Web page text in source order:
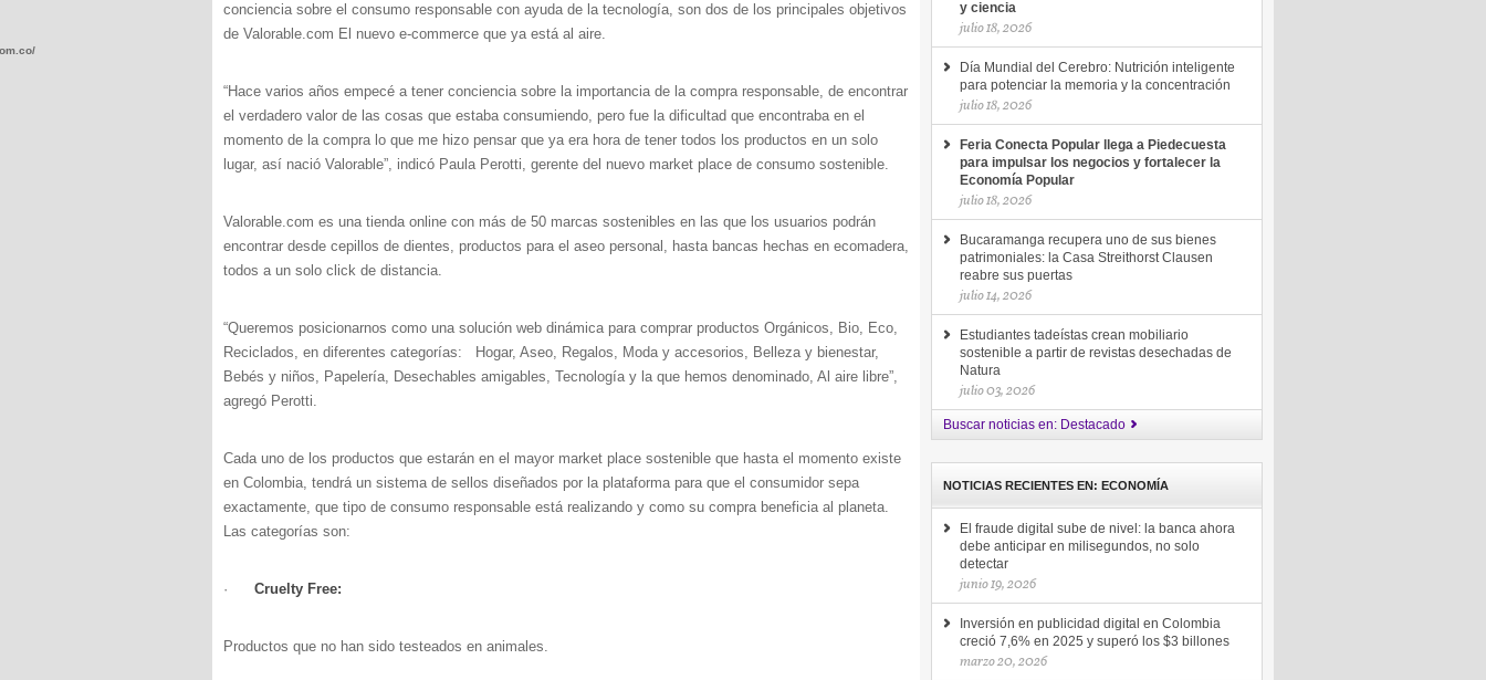
conciencia sobre el consumo responsable con ayuda de la tecnología, son dos de los principales objetivos
de Valorable.com El nuevo e-commerce que ya está al aire.
“Hace varios años empecé a tener conciencia sobre la importancia de la compra responsable, de encontrar
el verdadero valor de las cosas que estaba consumiendo, pero fue la dificultad que encontraba en el
momento de la compra lo que me hizo pensar que ya era hora de tener todos los productos en un solo
lugar, así nació Valorable”, indicó Paula Perotti, gerente del nuevo market place de consumo sostenible.
Valorable.com es una tienda online con más de 50 marcas sostenibles en las que los usuarios podrán
encontrar desde cepillos de dientes, productos para el aseo personal, hasta bancas hechas en ecomadera,
todos a un solo click de distancia.
“Queremos posicionarnos como una solución web dinámica para comprar productos Orgánicos, Bio, Eco,
Reciclados, en diferentes categorías: Hogar, Aseo, Regalos, Moda y accesorios, Belleza y bienestar,
Bebés y niños, Papelería, Desechables amigables, Tecnología y la que hemos denominado, Al aire libre”,
agregó Perotti.
Cada uno de los productos que estarán en el mayor market place sostenible que hasta el momento existe
en Colombia, tendrá un sistema de sellos diseñados por la plataforma para que el consumidor sepa
exactamente, que tipo de consumo responsable está realizando y como su compra beneficia al planeta.
Las categorías son:
· Cruelty Free:
Productos que no han sido testeados en animales.
y ciencia
julio 18, 2026
Día Mundial del Cerebro: Nutrición inteligente
para potenciar la memoria y la concentración
julio 18, 2026
Feria Conecta Popular llega a Piedecuesta
para impulsar los negocios y fortalecer la
Economía Popular
julio 18, 2026
Bucaramanga recupera uno de sus bienes
patrimoniales: la Casa Streithorst Clausen
reabre sus puertas
julio 14, 2026
Estudiantes tadeístas crean mobiliario
sostenible a partir de revistas desechadas de
Natura
julio 03, 2026
Buscar noticias en: Destacado
NOTICIAS RECIENTES EN: ECONOMÍA
El fraude digital sube de nivel: la banca ahora
debe anticipar en milisegundos, no solo
detectar
junio 19, 2026
Inversión en publicidad digital en Colombia
creció 7,6% en 2025 y superó los $3 billones
marzo 20, 2026
wp-